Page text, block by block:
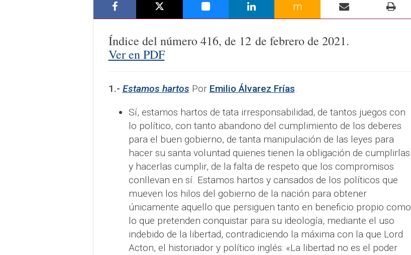
m
Índice del número416, de 12 de febrerode 2021.
Ver en PDF
1.- Estamos hartos Por Emilio Álvarez Frías.
Sí, estamos hartos de tata irresponsabilidad, de tantos juegos con
lo político, con tanto abandono del cumplimiento de los deberes
para el buen gobierno, de tanta manipulación de las leyes para
hacer su santa voluntad quienes tienen la obligación de cumplirlas
y hacerlas cumplir, de la falta de respeto que los compromisos
conllevan en sí. Estamos hartos y cansados de los políticos que
mueven los hilos del gobierno de la nación para obtener
únicamente aquello que persiguen tanto en beneficio propio como
lo que pretenden conquistar para su ideología, mediante el uso
indebido de la libertad, contradiciendo la máxima con la que Lord
Acton, el historiador y político inglés: «La libertad no es el poder